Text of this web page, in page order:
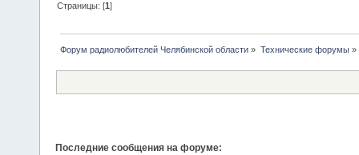
Страницы: [1]
Форум радиолюбителей Челябинской области » Технические форумы»
Последние сообщения на форуме: